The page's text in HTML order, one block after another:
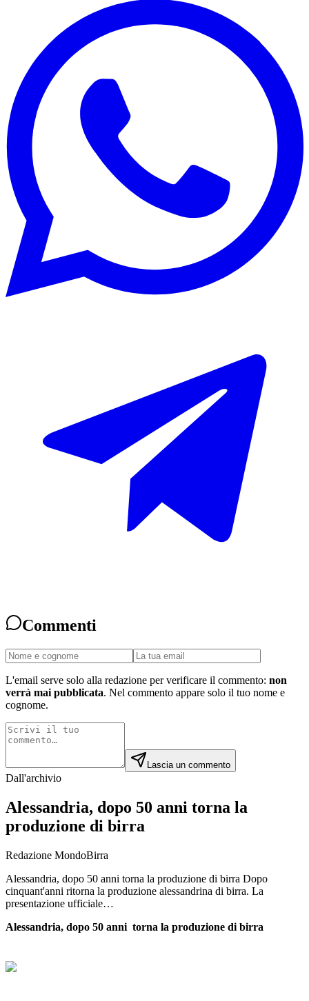
Commenti
L'email serve solo alla redazione per verificare il commento: non
verrà mai pubblicata. Nel commento appare solo il tuo nome e
cognome.
Lascia un commento
Dall'archivio
Alessandria, dopo 50 anni torna la
produzione di birra
Redazione MondoBirra
Alessandria, dopo 50 anni torna la produzione di birra Dopo
cinquant'anni ritorna la produzione alessandrina di birra. La
presentazione ufficiale…
Alessandria, dopo 50 anni torna la produzione di birra